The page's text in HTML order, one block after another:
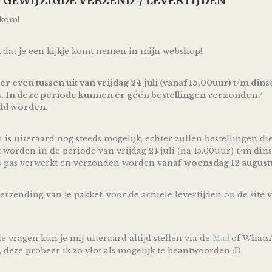
vorm & dikte.
Het doekje is voor je kindje niet alleen een heerlijk
Aan het doekje kun je eventueel ook een speen
een knuffelvriendje en kan het de speen makkelijker
bijvoorbeeld.
Afmetingen van het speendoekje zijn ca 24cm*24cm
Raadpleeg voor gebruik en het wassen altijd eerst het
instructies.
Luiers zijn altijd van harte welkom met een baby op
kersverse papa en mama geworden bent!
Met deze Luiertaart Knuffeldoek Labels Stone groen -
mooi en vooral bruikbaar kraamcadeau voor een
of geboorte! Ontzettend handig om te krijgen en leuk
dat je een kijkje komt nemen in mijn webshop!
even tussen uit van vrijdag 24 juli (vanaf 15.00uur) t/m
In deze periode kunnen er géén bestellingen verzonden /
worden.
is uiteraard nog steeds mogelijk, echter zullen bestellingen die
worden in de periode van vrijdag 24 juli (na 15.00uur) t/m
pas verwerkt en verzonden worden vanafwoensdag 12
van je pakket, voor de actuele levertijden op de site
vragen kun je mij uiteraard altijd stellen via de Mail of
deze probeer ik zo vlot als mogelijk te beantwoorden :D